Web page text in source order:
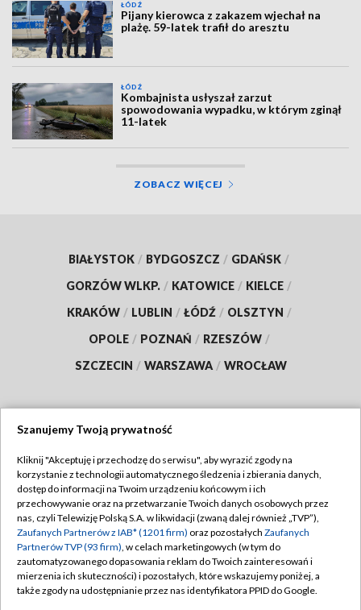
ŁÓDŹ
Pijany kierowca z zakazem wjechał na
plażę. 59-latek trafił do aresztu
ŁÓDŹ
Kombajnista usłyszał zarzut
spowodowania wypadku, w którym zginął
11-latek
ZOBACZ WIĘCEJ
BIAŁYSTOK / BYDGOSZCZ / GDAŃSK /
GORZÓW WLKP. / KATOWICE / KIELCE /
KRAKÓW / LUBLIN / ŁÓDŹ / OLSZTYN /
OPOLE / POZNAŃ / RZESZÓW /
SZCZECIN / WARSZAWA / WROCŁAW
TVP
Abonament TVP
Emisja w TVP
Centrum informacji TVP
Naziemna Telewizja Cyfrowa
Regulamin TVP
Polityka prywatności
Moje zgody
Pomoc
Szanujemy Twoją prywatność
Kliknij "Akceptuję i przechodzę do serwisu", aby wyrazić zgody na
korzystanie z technologii automatycznego śledzenia i zbierania danych,
dostęp do informacji na Twoim urządzeniu końcowym i ich
przechowywanie oraz na przetwarzanie Twoich danych osobowych przez
nas, czyli Telewizję Polską S.A. w likwidacji (zwaną dalej również „TVP”),
Zaufanych Partnerów z IAB* (1201 firm) oraz pozostałych Zaufanych
Partnerów TVP (93 firm), w celach marketingowych (w tym do
zautomatyzowanego dopasowania reklam do Twoich zainteresowań i
mierzenia ich skuteczności) i pozostałych, które wskazujemy poniżej, a
także zgody na udostępnianie przez nas identyfikatora PPID do Google.